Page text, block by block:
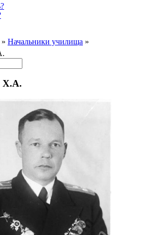
» Начальники училища »
Х.А.